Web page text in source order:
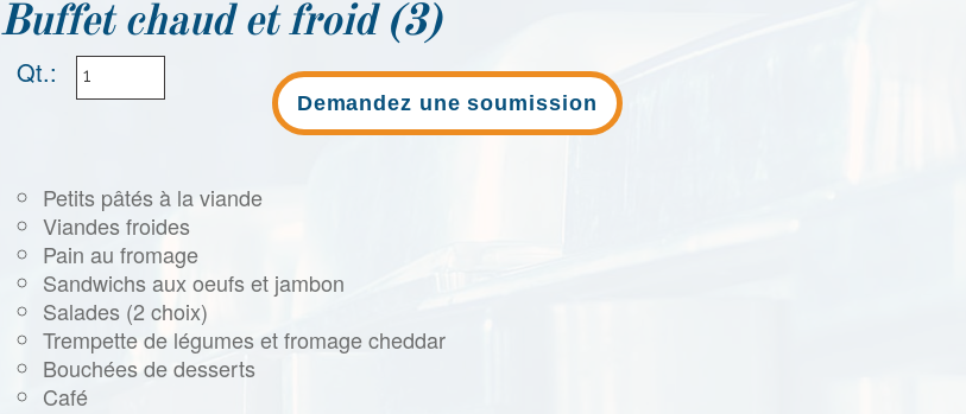
Buffet chaud et froid (3)
Qt.:
Demandez une soumission
Petits pâtés à la viande
Viandes froides
Pain au fromage
Sandwichs aux oeufs et jambon
Salades (2 choix)
Trempette de légumes et fromage cheddar
Bouchées de desserts
Café